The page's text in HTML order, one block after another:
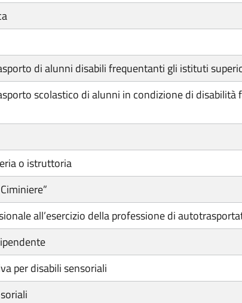
di alunni disabili frequentanti gli istituti
scolastico di alunni in condizione di
o istruttoria
all’esercizio della professione di
per disabili sensoriali